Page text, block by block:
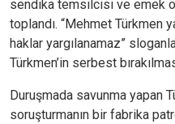
sendika temsilcisi ve emek
toplandı. “Mehmet Türkmen
haklar yargılanamaz”
Türkmen’in serbest
Duruşmada savunma yapan
soruşturmanın bir fabrika